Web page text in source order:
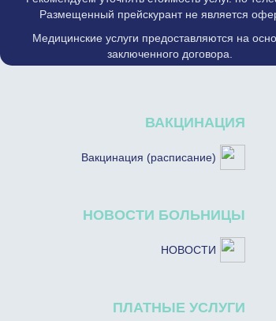
Размещенный прейскурант не является
Медицинские услуги предоставляются на
заключенного договора.
ВАКЦИНАЦИЯ
Вакцинация (расписание)
НОВОСТИ БОЛЬНИЦЫ
НОВОСТИ
ПЛАТНЫЕ УСЛУГИ